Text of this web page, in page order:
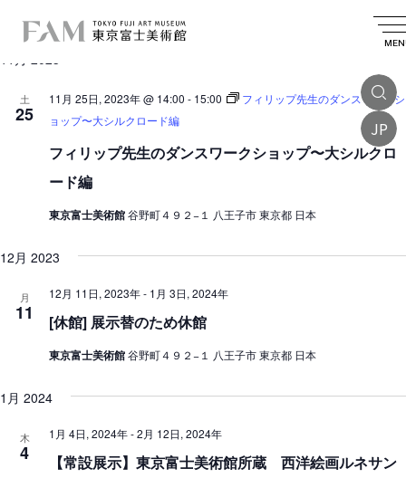
JP
ン
ト
ト
を
検
ナ
ョ
を
リ
ス
表
示
2023.11.25 - 2024.03.28
を
11月 2023
土
25
フィリップ先生のダンスワークショップ〜大シルクロ
ード編
11月 25日, 2023年 @ 14:00 - 15:00
フィリップ先生のダンスワークシ
ョップ〜大シルクロード編
東京富士美術館谷野町４９２−１ 八王子市 東京都 日本
12月 2023
月
11 [休館] 展示替のため休館
12月 11日, 2023年- 1月 3日, 2024年
東京富士美術館谷野町４９２−１ 八王子市 東京都 日本
1月 2024
木
4
【常設展示】東京富士美術館所蔵 西洋絵画ルネサン
1月 4日, 2024年-2月 12日, 2024年